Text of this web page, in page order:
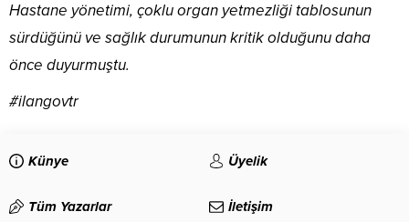
Hastane yönetimi, çoklu organ yetmezliği tablosunun
sürdüğünü ve sağlık durumunun kritik olduğunu daha
önce duyurmuştu.
#ilangovtr
Künye Üyelik
Tüm Yazarlar İletişim